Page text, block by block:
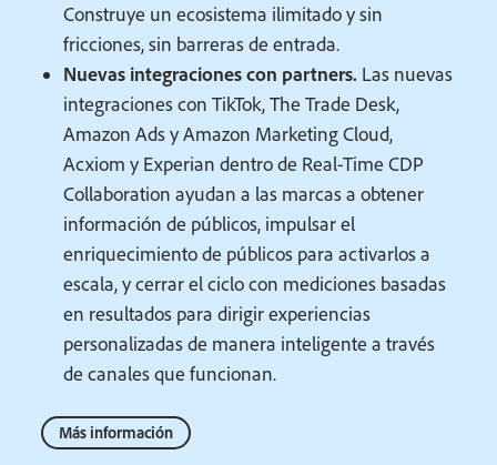
Construye un ecosistema ilimitado y sin
fricciones, sin barreras de entrada.
Nuevas integraciones con partners. Las nuevas
integraciones con TikTok, The Trade Desk,
Amazon Ads y Amazon Marketing Cloud,
Acxiom y Experian dentro de Real-Time CDP
Collaboration ayudan a las marcas a obtener
información de públicos, impulsar el
enriquecimiento de públicos para activarlos a
escala, y cerrar el ciclo con mediciones basadas
en resultados para dirigir experiencias
personalizadas de manera inteligente a través
de canales que funcionan.
Más información